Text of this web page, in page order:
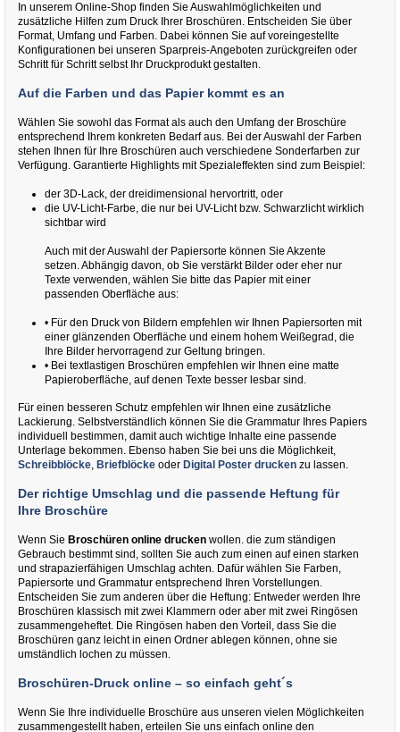
In unserem Online-Shop finden Sie Auswahlmöglichkeiten und
zusätzliche Hilfen zum Druck Ihrer Broschüren. Entscheiden Sie über
Format, Umfang und Farben. Dabei können Sie auf voreingestellte
Konfigurationen bei unseren Sparpreis-Angeboten zurückgreifen oder
Schritt für Schritt selbst Ihr Druckprodukt gestalten.
Auf die Farben und das Papier kommt es an
Wählen Sie sowohl das Format als auch den Umfang der Broschüre
entsprechend Ihrem konkreten Bedarf aus. Bei der Auswahl der Farben
stehen Ihnen für Ihre Broschüren auch verschiedene Sonderfarben zur
Verfügung. Garantierte Highlights mit Spezialeffekten sind zum Beispiel:
der 3D-Lack, der dreidimensional hervortritt, oder
die UV-Licht-Farbe, die nur bei UV-Licht bzw. Schwarzlicht wirklich
sichtbar wird
Auch mit der Auswahl der Papiersorte können Sie Akzente
setzen. Abhängig davon, ob Sie verstärkt Bilder oder eher nur
Texte verwenden, wählen Sie bitte das Papier mit einer
passenden Oberfläche aus:
• Für den Druck von Bildern empfehlen wir Ihnen Papiersorten mit
einer glänzenden Oberfläche und einem hohem Weißegrad, die
Ihre Bilder hervorragend zur Geltung bringen.
• Bei textlastigen Broschüren empfehlen wir Ihnen eine matte
Papieroberfläche, auf denen Texte besser lesbar sind.
Für einen besseren Schutz empfehlen wir Ihnen eine zusätzliche
Lackierung. Selbstverständlich können Sie die Grammatur Ihres Papiers
individuell bestimmen, damit auch wichtige Inhalte eine passende
Unterlage bekommen. Ebenso haben Sie bei uns die Möglichkeit,
Schreibblöcke, Briefblöcke oder Digital Poster drucken zu lassen.
Der richtige Umschlag und die passende Heftung für
Ihre Broschüre
Wenn Sie Broschüren online drucken wollen. die zum ständigen
Gebrauch bestimmt sind, sollten Sie auch zum einen auf einen starken
und strapazierfähigen Umschlag achten. Dafür wählen Sie Farben,
Papiersorte und Grammatur entsprechend Ihren Vorstellungen.
Entscheiden Sie zum anderen über die Heftung: Entweder werden Ihre
Broschüren klassisch mit zwei Klammern oder aber mit zwei Ringösen
zusammengeheftet. Die Ringösen haben den Vorteil, dass Sie die
Broschüren ganz leicht in einen Ordner ablegen können, ohne sie
umständlich lochen zu müssen.
Broschüren-Druck online – so einfach geht´s
Wenn Sie Ihre individuelle Broschüre aus unseren vielen Möglichkeiten
zusammengestellt haben, erteilen Sie uns einfach online den